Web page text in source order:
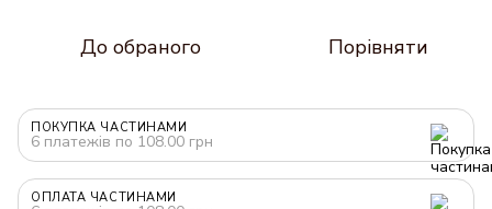
До обраного Порівняти
ПОКУПКА ЧАСТИНАМИ
6 платежів по 108.00 грн
ОПЛАТА ЧАСТИНАМИ